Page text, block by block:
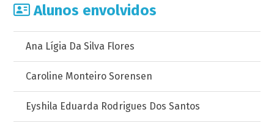
Alunos envolvidos
Ana Lígia Da Silva Flores
Caroline Monteiro Sorensen
Eyshila Eduarda Rodrigues Dos Santos